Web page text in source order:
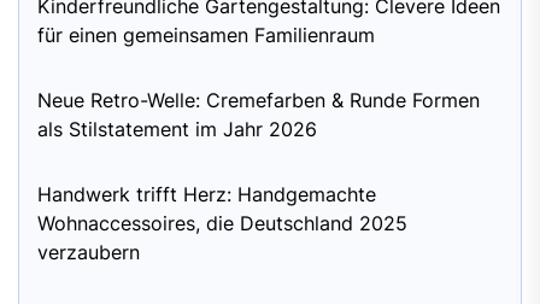
Kinderfreundliche Gartengestaltung: Clevere Ideen
für einen gemeinsamen Familienraum
Neue Retro-Welle: Cremefarben & Runde Formen
als Stilstatement im Jahr 2026
Handwerk trifft Herz: Handgemachte
Wohnaccessoires, die Deutschland 2025
verzaubern